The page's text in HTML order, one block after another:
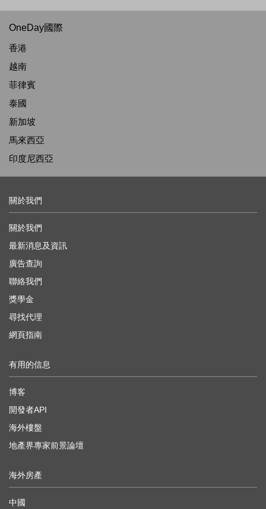
OneDay國際
香港
越南
菲律賓
泰國
新加坡
馬來西亞
印度尼西亞
關於我們
關於我們
最新消息及資訊
廣告查詢
聯絡我們
獎學金
尋找代理
網頁指南
有用的信息
博客
開發者API
海外樓盤
地產界專家前景論壇
海外房產
中國